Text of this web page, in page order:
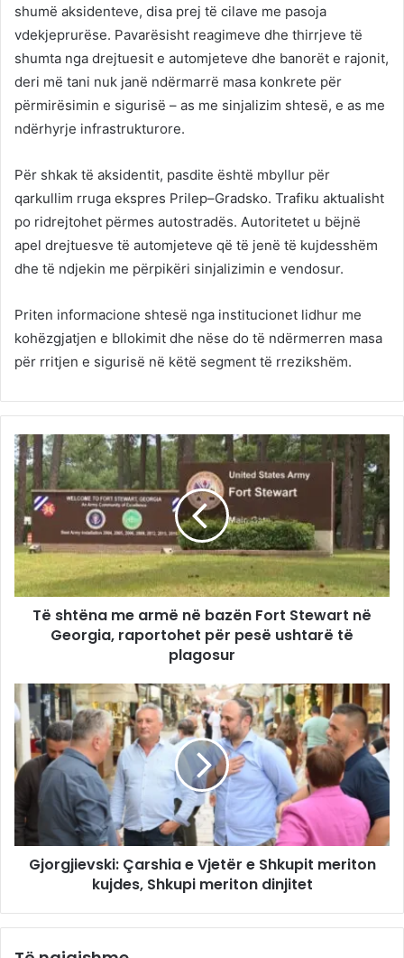
shumë aksidenteve, disa prej të cilave me pasoja
vdekjeprurëse. Pavarësisht reagimeve dhe thirrjeve të
shumta nga drejtuesit e automjeteve dhe banorët e rajonit,
deri më tani nuk janë ndërmarrë masa konkrete për
përmirësimin e sigurisë – as me sinjalizim shtesë, e as me
ndërhyrje infrastrukturore.
Për shkak të aksidentit, pasdite është mbyllur për
qarkullim rruga ekspres Prilep–Gradsko. Trafiku aktualisht
po ridrejtohet përmes autostradës. Autoritetet u bëjnë
apel drejtuesve të automjeteve që të jenë të kujdesshëm
dhe të ndjekin me përpikëri sinjalizimin e vendosur.
Priten informacione shtesë nga institucionet lidhur me
kohëzgjatjen e bllokimit dhe nëse do të ndërmerren masa
për rritjen e sigurisë në këtë segment të rrezikshëm.
Të shtëna me armë në bazën Fort Stewart në
Georgia, raportohet për pesë ushtarë të
plagosur
Gjorgjievski: Çarshia e Vjetër e Shkupit meriton
kujdes, Shkupi meriton dinjitet